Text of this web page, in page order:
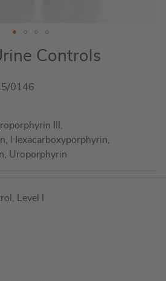
Controls
0146
III,
Hexacarboxyporphyrin,
Uroporphyrin
Level I